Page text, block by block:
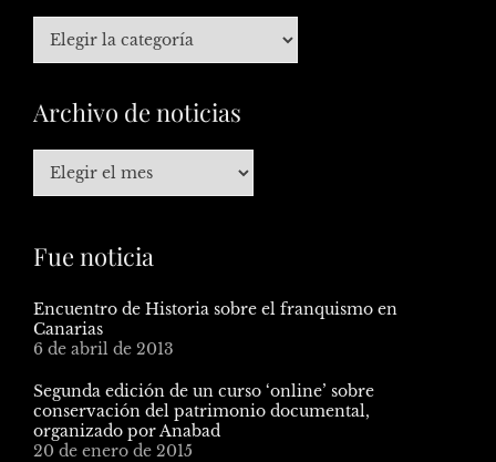
Archivo de noticias
Fue noticia
Encuentro de Historia sobre el franquismo en
Canarias
6 de abril de 2013
Segunda edición de un curso ‘online’ sobre
conservación del patrimonio documental,
organizado por Anabad
20 de enero de 2015